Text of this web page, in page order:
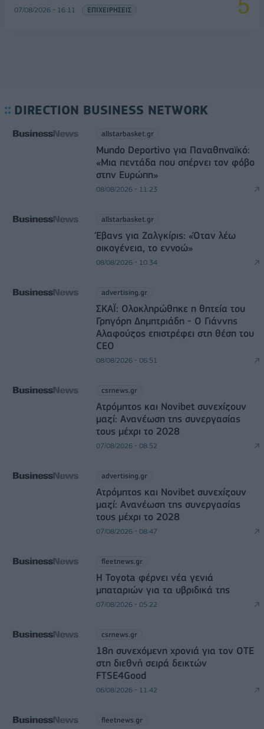
07/08/2026 - 16:11 ΕΠΙΧΕΙΡΗΣΕΙΣ
DIRECTION BUSINESS NETWORK
allstarbasket.gr
Mundo Deportivo για Παναθηναϊκό:
«Μια πεντάδα που σπέρνει τον φόβο
στην Ευρώπη»
08/08/2026 - 11:23
allstarbasket.gr
Έβανς για Ζαλγκίρις: «Όταν λέω
οικογένεια, το εννοώ»
08/08/2026 - 10:34
advertising.gr
ΣΚΑΪ: Ολοκληρώθηκε η θητεία του
Γρηγόρη Δημητριάδη - Ο Γιάννης
Αλαφούζος επιστρέφει στη θέση του
CEO
08/08/2026 - 06:51
csrnews.gr
Ατρόμητος και Novibet συνεχίζουν
μαζί: Ανανέωση της συνεργασίας
τους μέχρι το 2028
07/08/2026 - 08:52
advertising.gr
Ατρόμητος και Novibet συνεχίζουν
μαζί: Ανανέωση της συνεργασίας
τους μέχρι το 2028
07/08/2026 - 08:47
fleetnews.gr
Η Toyota φέρνει νέα γενιά
μπαταριών για τα υβριδικά της
07/08/2026 - 05:22
csrnews.gr
18η συνεχόμενη χρονιά για τον ΟΤΕ
στη διεθνή σειρά δεικτών
FTSE4Good
06/08/2026 - 11:42
fleetnews.gr